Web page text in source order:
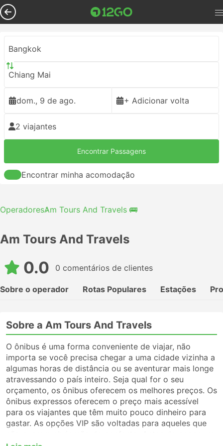
Bangkok
Chiang Mai
dom., 9 de ago. + Adicionar volta
2 viajantes
Encontrar Passagens
Encontrar minha acomodação
OperadoresAm Tours And Travels 🚌
Am Tours And Travels
0.0 0 comentários de clientes
Sobre o operador Rotas Populares Estações
Sobre a Am Tours And Travels
O ônibus é uma forma conveniente de viajar, não
importa se você precisa chegar a uma cidade vizinha a
algumas horas de distância ou se aventurar mais longe
atravessando o país inteiro. Seja qual for o seu
orçamento, os ônibus oferecem os melhores preços. Os
ônibus expressos oferecem o preço mais acessível
para os viajantes que têm muito pouco dinheiro para
gastar. As opções VIP são voltadas para aqueles que